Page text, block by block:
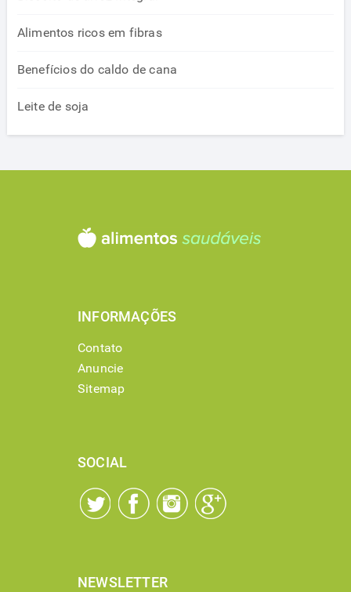
Alimentos ricos em fibras
Benefícios do caldo de cana
Leite de soja
INFORMAÇÕES
Contato
Anuncie
Sitemap
SOCIAL
NEWSLETTER